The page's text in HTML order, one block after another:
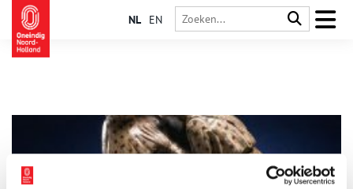
NL EN